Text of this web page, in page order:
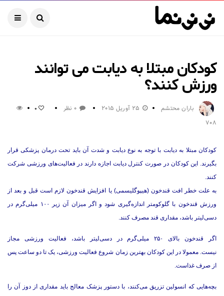
کودکان مبتلا به دیابت می توانند
ورزش کنند؟
باران محتشم 25 آوریل 2015 0 نظر 0
708
کودکان مبتلا به دیابت با توجه به نوع دیابت و شدت آن باید تحت درمان پزشکی قرار
بگیرند. این کودکان در صورت کنترل دیابت اجازه دارند در فعالیت‌های ورزشی شرکت
کنند.
به علت خطر افت قندخون (هیپوگلیسمی) یا افزایش قندخون لازم است قبل و بعد از
ورزش قندخون با گلوکومتر اندازه‌گیری شود و اگر میزان آن زیر ۱۰۰ میلی‌‌گرم در
دسی‌لیتر باشد، مقداری قند مصرف کنند.
اگر قندخون بالای ۲۵۰ میلی‌‌گرم در دسی‌لیتر باشد، فعالیت ورزشی مجاز
نیست. معمولا در این کودکان بهترین زمان شروع فعالیت ورزشی، یک تا دو ساعت پس
از صرف غذاست.
بچه‌هایی که انسولین تزریق می‌کنند، با دستور پزشک معالج باید مقداری از دوز آن را